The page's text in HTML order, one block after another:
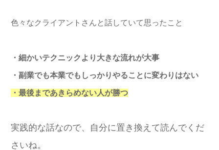
色々なクライアントさんと話していて思ったこと
・細かいテクニックより大きな流れが大事
・副業でも本業でもしっかりやることに変わりはない
・最後まであきらめない人が勝つ
実践的な話なので、自分に置き換えて読んでくだ
さいね。